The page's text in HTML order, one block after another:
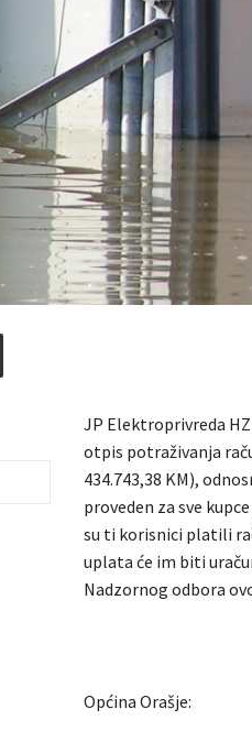
JP Elektroprivreda
otpis potraživanja
434.743,38 KM),
proveden za sve
su ti korisnici platili
uplata će im biti
Nadzornog odbora
Općina Orašje: